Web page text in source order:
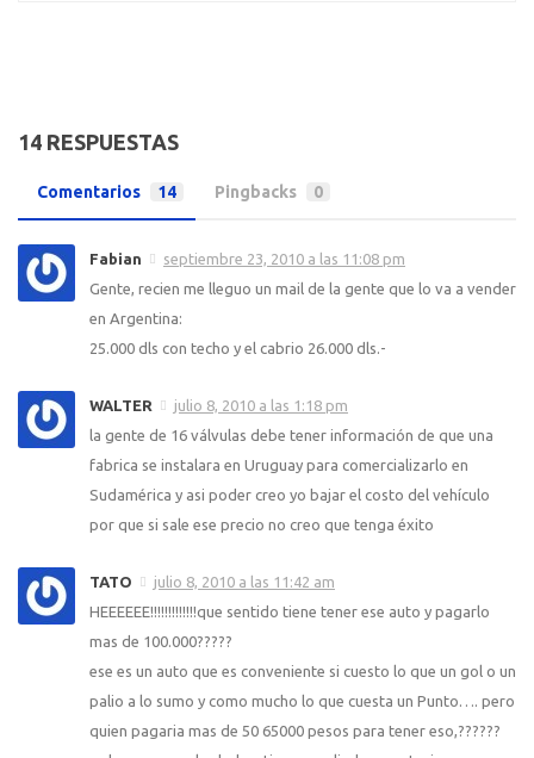
14 RESPUESTAS
Comentarios 14 Pingbacks 0
Fabian
septiembre 23, 2010 a las 11:08 pm
Gente, recien me lleguo un mail de la gente que lo va a vender
en Argentina:
25.000 dls con techo y el cabrio 26.000 dls.-
WALTER
julio 8, 2010 a las 1:18 pm
la gente de 16 válvulas debe tener información de que una
fabrica se instalara en Uruguay para comercializarlo en
Sudamérica y asi poder creo yo bajar el costo del vehículo
por que si sale ese precio no creo que tenga éxito
TATO
julio 8, 2010 a las 11:42 am
HEEEEEE!!!!!!!!!!!!!que sentido tiene tener ese auto y pagarlo
mas de 100.000?????
ese es un auto que es conveniente si cuesto lo que un gol o un
palio a lo sumo y como mucho lo que cuesta un Punto…. pero
quien pagaria mas de 50 65000 pesos para tener eso,??????